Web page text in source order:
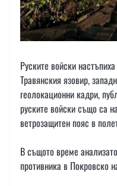
Руските войски
Травянския язовир,
геолокационни кадри,
руските войски също са
ветрозащитен пояс в
В същото време
противника в Покровско